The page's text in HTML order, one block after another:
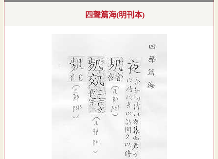
四聲篇海(明刊本)